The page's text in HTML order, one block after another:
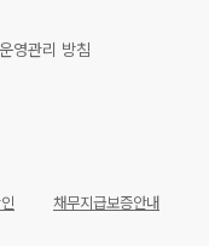
영관리 방침
채무지급보증안내